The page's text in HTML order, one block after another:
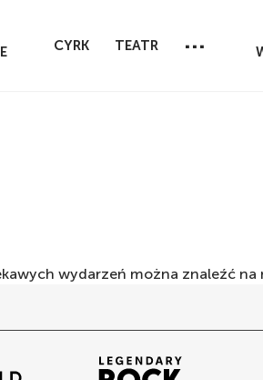
CYRK TEATR ...
wydarzeń można znaleźć na